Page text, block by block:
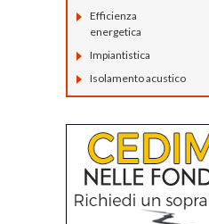
Efficienza
energetica
Impiantistica
Isolamento acustico